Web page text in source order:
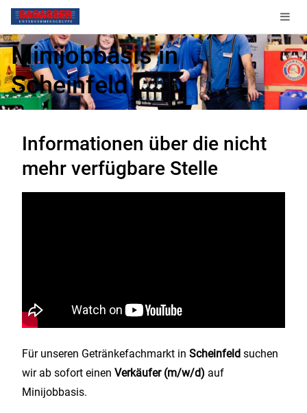
Verkäufer (m/w/d) auf
Minijobbasis in
Scheinfeld
Diese Stelle ist nicht mehr verfügbar.
Informationen über die nicht
mehr verfügbare Stelle
Für unseren Getränkefachmarkt in Scheinfeld suchen
wir ab sofort einen Verkäufer (m/w/d) auf
Minijobbasis.